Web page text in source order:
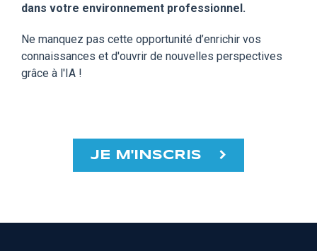
dans votre environnement professionnel.
Ne manquez pas cette opportunité d’enrichir vos
connaissances et d'ouvrir de nouvelles perspectives
grâce à l'IA !
JE M'INSCRIS